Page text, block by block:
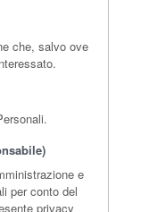
che, salvo ove
e
per conto del
privacy